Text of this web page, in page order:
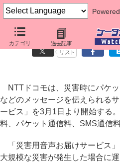
カテゴリ 過去記事
ドコモ、「災害用音声お届けサービ
リスト
NTTドコモは、災害時にパケ
などのメッセージを伝えられる
ービス」を3月1日より開始する
料、パケット通信料、SMS通信
「災害用音声お届けサービス」
大規模な災害が発生した場合に